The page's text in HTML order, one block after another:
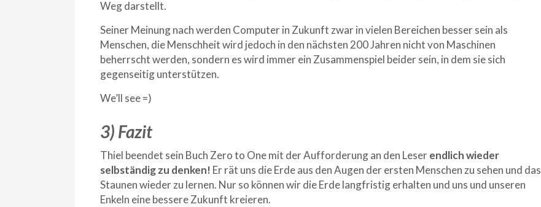
Weg darstellt.
Seiner Meinung nach werden Computer in Zukunft zwar in vielen Bereichen besser sein als
Menschen, die Menschheit wird jedoch in den nächsten 200 Jahren nicht von Maschinen
beherrscht werden, sondern es wird immer ein Zusammenspiel beider sein, in dem sie sich
gegenseitig unterstützen.
We’ll see =)
3) Fazit
Thiel beendet sein Buch Zero to One mit der Aufforderung an den Leserendlich wieder
selbständig zu denken! Er rät uns die Erde aus den Augen der ersten Menschen zu sehen und das
Staunen wieder zu lernen. Nur so können wir die Erde langfristig erhalten und uns und unseren
Enkeln eine bessere Zukunft kreieren.